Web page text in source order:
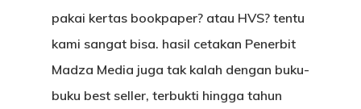
pakai kertas bookpaper? atau HVS? tentu
kami sangat bisa. hasil cetakan Penerbit
Madza Media juga tak kalah dengan buku-
buku best seller, terbukti hingga tahun